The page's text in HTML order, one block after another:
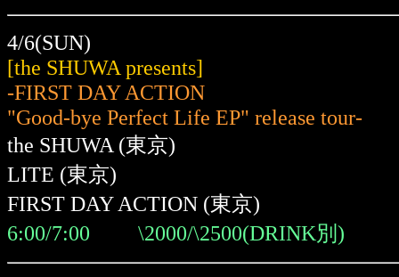
4/6(SUN)
[the SHUWA presents]
-FIRST DAY ACTION
"Good-bye Perfect Life EP" release tour-
the SHUWA (東京)
LITE (東京)
FIRST DAY ACTION (東京)
6:00/7:00 \2000/\2500(DRINK別)